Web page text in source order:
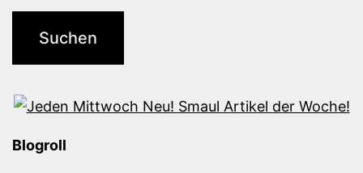
Blogroll